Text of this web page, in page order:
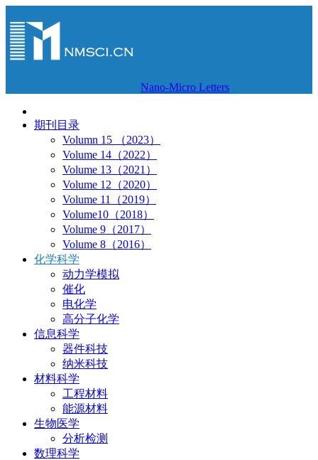
Nano-Micro Letters
期刊目录
Volumn 15 （2023）
Volume 14（2022）
Volume 13（2021）
Volume 12（2020）
Volume 11（2019）
Volume10（2018）
Volume 9（2017）
Volume 8（2016）
化学科学
动力学模拟
催化
电化学
高分子化学
信息科学
器件科技
纳米科技
材料科学
工程材料
能源材料
生物医学
分析检测
数理科学